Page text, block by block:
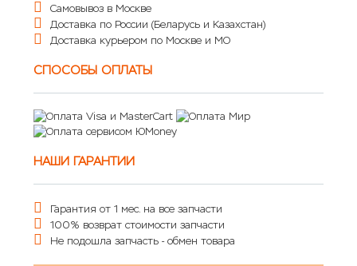
Самовывоз в Москве
Доставка по России (Беларусь и Казахстан)
Доставка курьером по Москве и МО
СПОСОБЫ ОПЛАТЫ
НАШИ ГАРАНТИИ
Гарантия от 1 мес. на все запчасти
100% возврат стоимости запчасти
Не подошла запчасть - обмен товара